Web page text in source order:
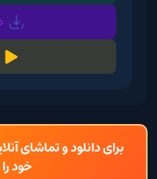
برای دانلود و تماشای
خود